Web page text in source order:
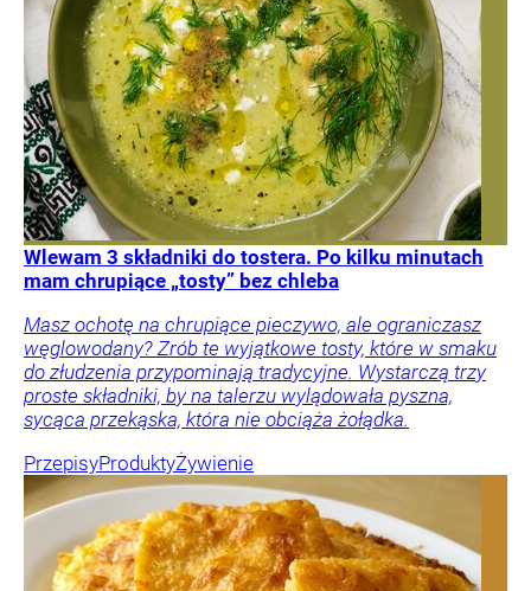
Wlewam 3 składniki do tostera. Po kilku minutach
mam chrupiące „tosty” bez chleba
Masz ochotę na chrupiące pieczywo, ale ograniczasz
węglowodany? Zrób te wyjątkowe tosty, które w smaku
do złudzenia przypominają tradycyjne. Wystarczą trzy
proste składniki, by na talerzu wylądowała pyszna,
sycąca przekąska, która nie obciąża żołądka.
PrzepisyProduktyŻywienie